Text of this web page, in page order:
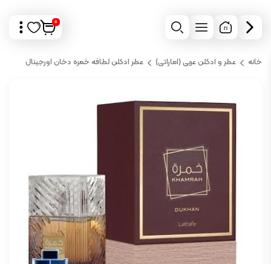
0
خانه عطر و ادکلن عربی (اماراتی) عطر ادکلن لطافه خمره دخان اورجینال